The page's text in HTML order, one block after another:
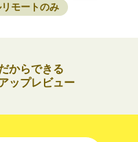
モートのみ
からできる
ップレビュー